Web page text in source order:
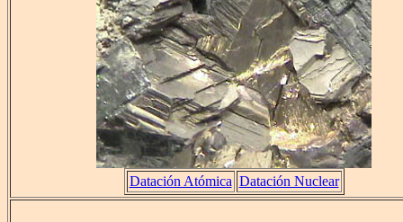
Datación Atómica Datación Nuclear